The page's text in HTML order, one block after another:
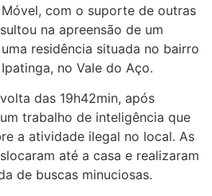
com o suporte de outras
na apreensão de um
residência situada no bairro
no Vale do Aço.
das 19h42min, após
trabalho de inteligência que
a atividade ilegal no local. As
até a casa e realizaram
de buscas minuciosas.